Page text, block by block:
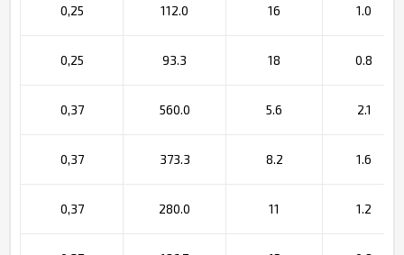
0,25 112.0 16 1.0
0,25 93.3 18 0.8
0,37 560.0 5.6 2.1
0,37 373.3 8.2 1.6
0,37 280.0 11 1.2